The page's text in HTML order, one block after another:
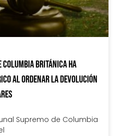
Columbia Británica ha
al ordenar la devolución
Supremo de Columbia